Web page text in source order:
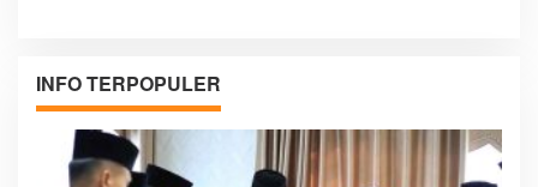
INFO TERPOPULER